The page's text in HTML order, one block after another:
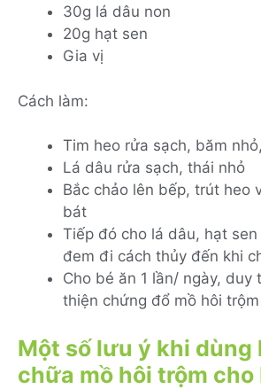
30g lá dâu non
20g hạt sen
Gia vị
Cách làm:
Tim heo rửa sạch, băm
Lá dâu rửa sạch, thái nhỏ
Bắc chảo lên bếp, trút heo
bát
Tiếp đó cho lá dâu, hạt
đem đi cách thủy đến khi
Cho bé ăn 1 lần/ ngày, duy
thiện chứng đổ mồ hôi trộm
Một số lưu ý khi dùng
chữa mồ hôi trộm cho